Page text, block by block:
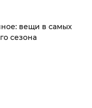
вещи в самых
сезона